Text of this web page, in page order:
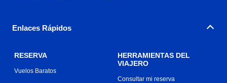
Enlaces Rápidos
RESERVA
Vuelos Baratos
HERRAMIENTAS DEL
VIAJERO
Consultar mi reserva